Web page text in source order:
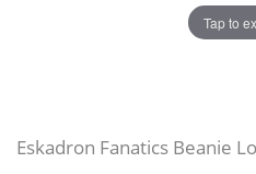
Tap to
Eskadron Fanatics Beanie